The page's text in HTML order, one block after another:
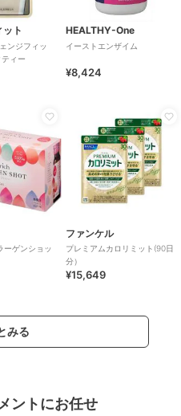
ト
ンジフィッ
ィー
HEALTHY-One
イーストエンザイム
¥8,424
ーゲンショッ
ファンケル
プレミアムカロリミット(90日
分）
¥15,649
みる
ントにお任せ